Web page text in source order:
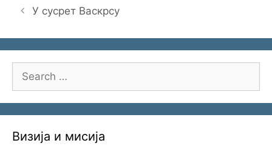
У сусрет Васкрсу
for:
Визија и мисија